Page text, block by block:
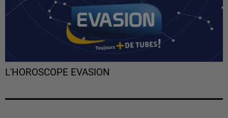
L'HOROSCOPE EVASION